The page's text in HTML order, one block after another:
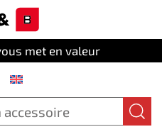
met en valeur